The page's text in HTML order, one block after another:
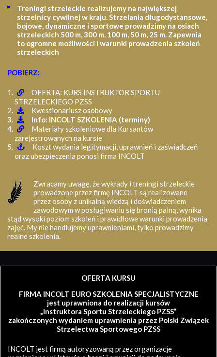
Treningi strzeleckie realizujemy na największej
strzelnicy cywilnej w kraju. Strzelania długodystansowe,
bojowe, dynamiczne i sportowe prowadzimy na osiach
strzeleckich 500 m, 300 m, 100 m, 50 m, 25 m. Zapewnia
to ogromne możliwości i warunki prowadzenia szkoleń
strzeleckich
POBIERZ:
OFERTA: KURS INSTRUKTOR SPORTU
STRZELECKIEGO PZSS
Kwestionariusz osobowy
Info: INCOLT SZKOLENIA (terminy)
Materiały szkoleniowe dla Kursantów
zarejestrowanych na kursie
Koszt wydania legitymacji, uprawnień i zaświadczeń
oraz ubezpieczenia ponosi firma INCOLT
Zwracamy uwagę, że wykłady i treningi strzeleckie
prowadzone przez firmę INCOLT są realizowane
przez osoby z unikalną wiedzą i doświadczeniem
zawodowym w posługiwaniu się bronią palną, wynika
stąd wysoki poziom szkoleń i prawidłowe warunki prowadzenia
zajęć. My nie handlujemy uprawnieniami, tylko prowadzimy
realne szkolenia.
OFERTA KURSU
FIRMA INCOLT EURO SZKOLENIA SPECJALISTYCZNE
jest uprawniona do realizacji kursów
„Instruktora Sportu Strzeleckiego PZSS”
zakończonych wydaniem uprawnienia przez Polski Związek
Strzelectwa Sportowego PZSS
INCOLT jest firmą autoryzowaną przez organizacje